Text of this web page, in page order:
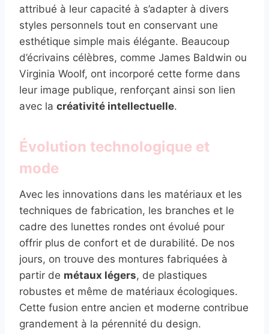
attribué à leur capacité à s’adapter à divers
styles personnels tout en conservant une
esthétique simple mais élégante. Beaucoup
d’écrivains célèbres, comme James Baldwin ou
Virginia Woolf, ont incorporé cette forme dans
leur image publique, renforçant ainsi son lien
avec la créativité intellectuelle.
Évolution technologique et
mode
Avec les innovations dans les matériaux et les
techniques de fabrication, les branches et le
cadre des lunettes rondes ont évolué pour
offrir plus de confort et de durabilité. De nos
jours, on trouve des montures fabriquées à
partir de métaux légers, de plastiques
robustes et même de matériaux écologiques.
Cette fusion entre ancien et moderne contribue
grandement à la pérennité du design.